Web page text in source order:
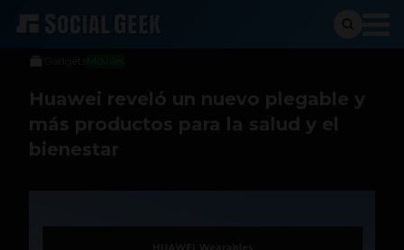
Social Geek
18 de mayo de 2022
Huawei reveló un nuevo plegable y
más productos para la salud y el
bienestar